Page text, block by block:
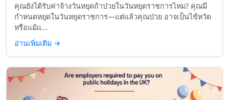
คุณยังได้รับค่าจ้างวันหยุดถ้าป่วยในวันหยุดราชการไหม? คุณมี
กำหนดหยุดในวันหยุดราชการ—แต่แล้วคุณป่วย อาจเป็นไข้หวัด
หรือแม้แ...
อ่านเพิ่มเติม →